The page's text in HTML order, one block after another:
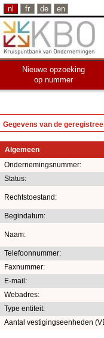
nl fr de en
Nieuwe opzoeking
op nummer
Gegevens van de
Algemeen
Ondernemingsnummer:
Status:
Rechtstoestand:
Begindatum:
Naam:
Telefoonnummer:
Faxnummer:
E-mail:
Webadres:
Type entiteit:
Aantal vestigingseenheden